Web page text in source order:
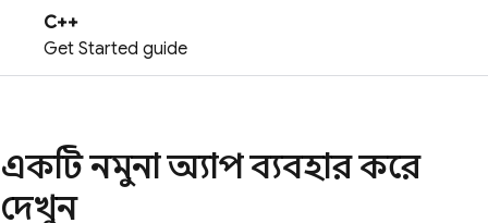
C++
Get Started guide
একটি নমুনা অ্যাপ ব্যবহার করে
দেখুন